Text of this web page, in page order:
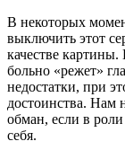
В некоторых
выключить этот
качестве
больно «режет»
недостатки, при
достоинства. Нам
обман, если в
себя.